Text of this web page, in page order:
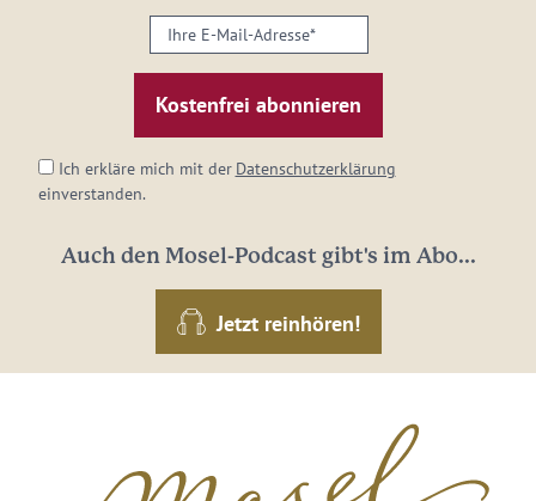
Ihre
E-
Mail-
Adresse:
Ich erkläre mich mit der Datenschutzerklärung
einverstanden.
Auch den Mosel-Podcast gibt's im Abo...
Jetzt reinhören!